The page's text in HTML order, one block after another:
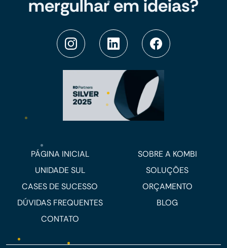
mergulhar em ideias?
PÁGINA INICIAL
SOBRE A KOMBI
UNIDADE SUL
SOLUÇÕES
CASES DE SUCESSO
ORÇAMENTO
DÚVIDAS FREQUENTES
BLOG
CONTATO